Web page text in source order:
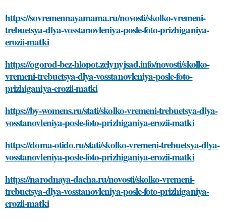
https://sovremennayamama.ru/novosti/skolko-vremeni-
trebuetsya-dlya-vosstanovleniya-posle-foto-prizhiganiya-
erozii-matki
https://ogorod-bez-hlopot.zelynyjsad.info/novosti/skolko-
vremeni-trebuetsya-dlya-vosstanovleniya-posle-foto-
prizhiganiya-erozii-matki
https://by-womens.ru/stati/skolko-vremeni-trebuetsya-dlya-
vosstanovleniya-posle-foto-prizhiganiya-erozii-matki
https://doma-otido.ru/stati/skolko-vremeni-trebuetsya-dlya-
vosstanovleniya-posle-foto-prizhiganiya-erozii-matki
https://narodnaya-dacha.ru/novosti/skolko-vremeni-
trebuetsya-dlya-vosstanovleniya-posle-foto-prizhiganiya-
erozii-matki